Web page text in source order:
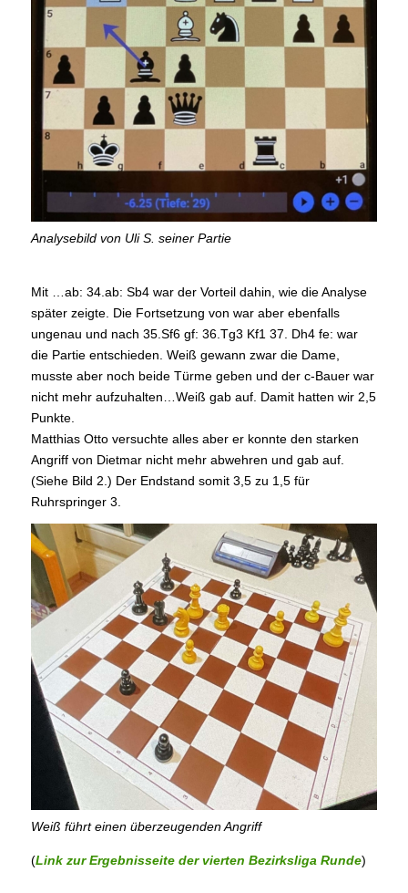
Analysebild von Uli S. seiner Partie
Mit …ab: 34.ab: Sb4 war der Vorteil dahin, wie die Analyse
später zeigte. Die Fortsetzung von war aber ebenfalls
ungenau und nach 35.Sf6 gf: 36.Tg3 Kf1 37. Dh4 fe: war
die Partie entschieden. Weiß gewann zwar die Dame,
musste aber noch beide Türme geben und der c-Bauer war
nicht mehr aufzuhalten…Weiß gab auf. Damit hatten wir 2,5
Punkte.
Matthias Otto versuchte alles aber er konnte den starken
Angriff von Dietmar nicht mehr abwehren und gab auf.
(Siehe Bild 2.) Der Endstand somit 3,5 zu 1,5 für
Ruhrspringer 3.
Weiß führt einen überzeugenden Angriff
(Link zur Ergebnisseite der vierten Bezirksliga Runde)